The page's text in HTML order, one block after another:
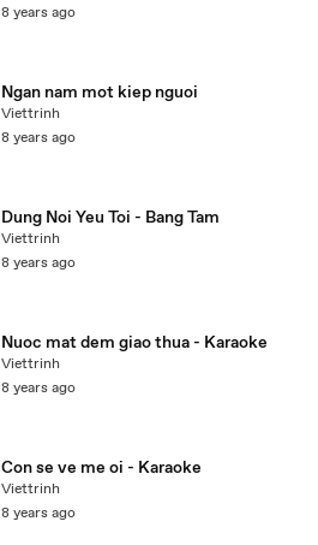
8 years ago
Ngan nam mot kiep nguoi
Viettrinh
8 years ago
Dung Noi Yeu Toi - Bang Tam
Viettrinh
8 years ago
Nuoc mat dem giao thua - Karaoke
Viettrinh
8 years ago
Con se ve me oi - Karaoke
Viettrinh
8 years ago